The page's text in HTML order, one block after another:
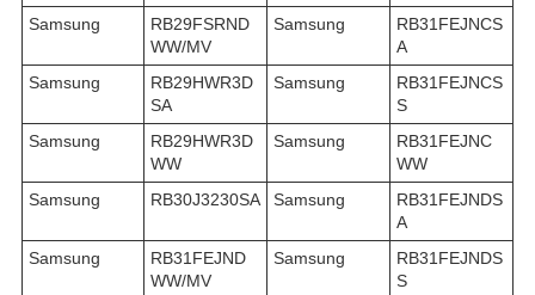
Samsung
RB29FSRND
WW/MV
Samsung
RB31FEJNCS
A
Samsung
RB29HWR3D
SA
Samsung
RB31FEJNCS
S
Samsung
RB29HWR3D
WW
Samsung
RB31FEJNC
WW
Samsung
RB30J3230SA Samsung
RB31FEJNDS
A
Samsung
RB31FEJND
WW/MV
Samsung
RB31FEJNDS
S